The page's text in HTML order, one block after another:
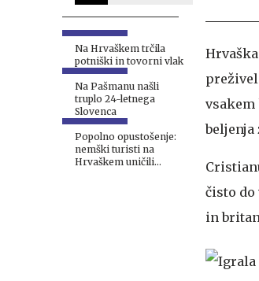
Na Hrvaškem trčila
potniški in tovorni vlak
Na Pašmanu našli
truplo 24-letnega
Slovenca
Popolno opustošenje:
nemški turisti na
Hrvaškem uničili
beljenja
čisto
in